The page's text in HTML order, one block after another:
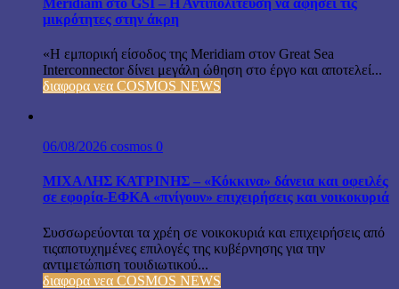
μικρότητες στην άκρη
«Η εμπορική είσοδος της Meridiam στον Great Sea
Interconnector δίνει μεγάλη ώθηση στο έργο και αποτελεί...
διαφορα νεα COSMOS NEWS
06/08/2026 cosmos 0
ΜΙΧΑΛΗΣ ΚΑΤΡΙΝΗΣ – «Κόκκινα» δάνεια και οφειλές
σε εφορία-ΕΦΚΑ «πνίγουν» επιχειρήσεις και νοικοκυριά
Συσσωρεύονται τα χρέη σε νοικοκυριά και επιχειρήσεις από
τιςαποτυχημένες επιλογές της κυβέρνησης για την
αντιμετώπιση τουιδιωτικού...
διαφορα νεα COSMOS NEWS